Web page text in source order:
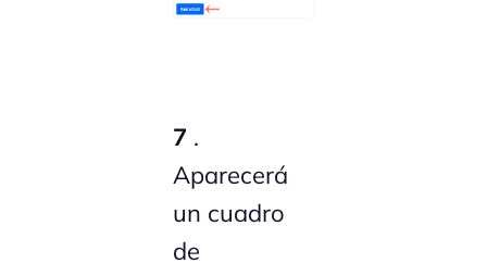
7 .
Aparecerá
un cuadro
de